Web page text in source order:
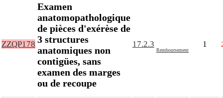
ZZQP178
Examen
anatomopathologique
de pièces d'exérèse de
3 structures
anatomiques non
contigües, sans
examen des marges
ou de recoupe
17.2.3
Remboursement
1